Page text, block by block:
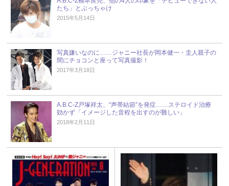
たち」とぶっちゃけ
2015年5月14日
写真嫌いなのに……ジャニー社長が岡本健一・圭人親子の
間にチョコンと座って写真撮影！
2017年3月18日
A.B.C-Z戸塚祥太、“声帯結節”を発症……ステロイド治療
効かず「イメージした音程を出すのが難しい」
2018年2月11日